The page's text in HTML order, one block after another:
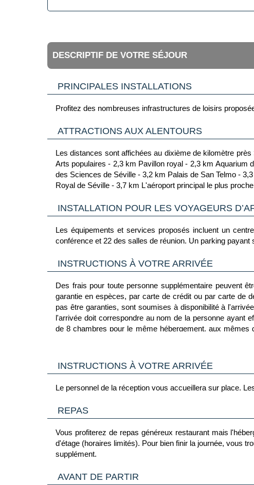
DESCRIPTIF DE VOTRE SÉJOUR
PRINCIPALES INSTALLATIONS
Profitez des nombreuses infrastructures de loisirs
ATTRACTIONS AUX ALENTOURS
Les distances sont affichées au dixième de kilomètre près Stade Benito Villamarin - 0,3 km Hôpital
Arts populaires - 2,3 km Pavillon royal - 2,3 km Aquarium de Séville - 2,4 km Place d'Amérique - 2,5 km Plaza de España - 2,8 km Portail de la Foire d'Avril - 3,2 km Maison
des Sciences de Séville - 3,2 km Palais de San Telmo - 3,3 km Jardins de Murillo - 3,5 km Librairie Vertice - 3,5 km Rue historique Paseo de Cristóbal Colón - 3,6 km Alcazar
Royal de Séville - 3,7 km L'aéroport
INSTALLATION POUR LES VOYAGEURS
Les équipements et services proposés incluent un
conférence et 22 des salles de réunion. Un parking
INSTRUCTIONS À VOTRE ARRIVÉE
Des frais pour toute personne supplémentaire peuvent
garantie en espèces, par carte de crédit ou par carte de
pas être garanties, sont soumises à disponibilité à
l'arrivée doit correspondre au nom de la personne ayant
de 8 chambres pour le même hébergement, aux
sans espèces sont disponiblesCet hébergement
et un système de sécuritéCet hébergement comporte
vous avez des questions, nous vous
adéquate.Veuillez noter que les normes culturelles et les
l'hébergement
INSTRUCTIONS À VOTRE ARRIVÉE
Le personnel de la réception vous accueillera sur place.
REPAS
Vous profiterez de repas généreux restaurant mais
d'étage (horaires limités). Pour bien finir la journée, vous
supplément.
AVANT DE PARTIR